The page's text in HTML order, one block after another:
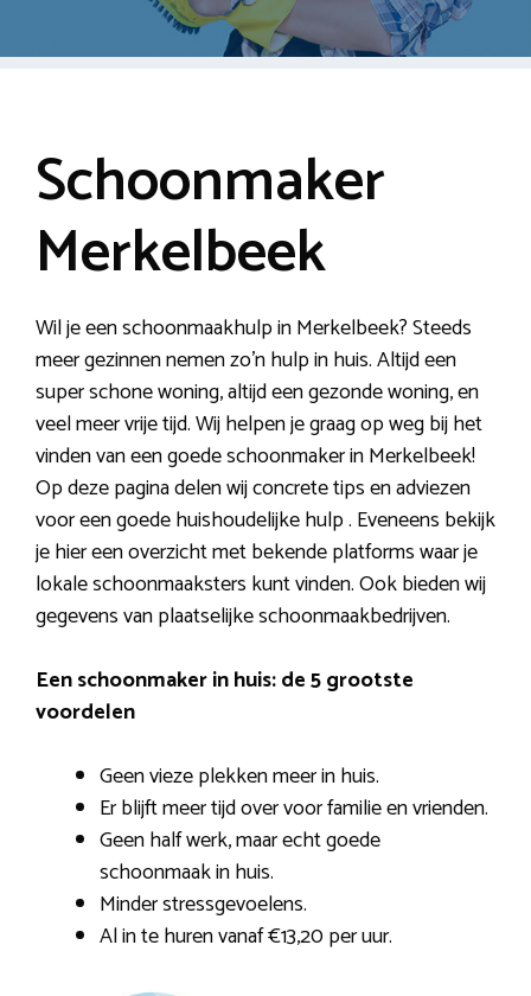
Schoonmaker
Merkelbeek
Wil je een schoonmaakhulp in Merkelbeek? Steeds
meer gezinnen nemen zo’n hulp in huis. Altijd een
super schone woning, altijd een gezonde woning, en
veel meer vrije tijd. Wij helpen je graag op weg bij het
vinden van een goede schoonmaker in Merkelbeek!
Op deze pagina delen wij concrete tips en adviezen
voor een goede huishoudelijke hulp . Eveneens bekijk
je hier een overzicht met bekende platforms waar je
lokale schoonmaaksters kunt vinden. Ook bieden wij
gegevens van plaatselijke schoonmaakbedrijven.
Een schoonmaker in huis: de 5 grootste
voordelen
Geen vieze plekken meer in huis.
Er blijft meer tijd over voor familie en vrienden.
Geen half werk, maar echt goede
schoonmaak in huis.
Minder stressgevoelens.
Al in te huren vanaf €13,20 per uur.